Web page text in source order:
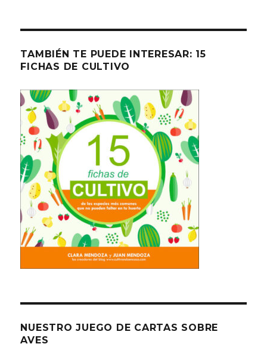
TAMBIÉN TE PUEDE INTERESAR: 15
FICHAS DE CULTIVO
NUESTRO JUEGO DE CARTAS SOBRE
AVES